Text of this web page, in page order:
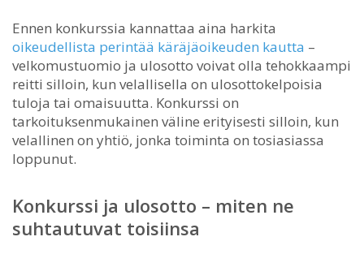
Ennen konkurssia kannattaa aina harkita
oikeudellista perintää käräjäoikeuden kautta –
velkomustuomio ja ulosotto voivat olla tehokkaampi
reitti silloin, kun velallisella on ulosottokelpoisia
tuloja tai omaisuutta. Konkurssi on
tarkoituksenmukainen väline erityisesti silloin, kun
velallinen on yhtiö, jonka toiminta on tosiasiassa
loppunut.
Konkurssi ja ulosotto – miten ne
suhtautuvat toisiinsa